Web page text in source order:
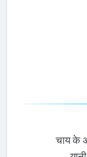
चाय के